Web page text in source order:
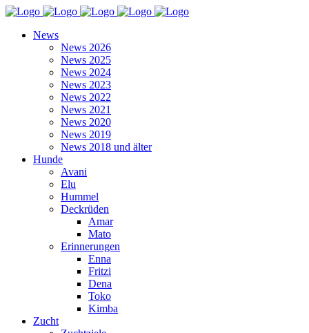
News
News 2026
News 2025
News 2024
News 2023
News 2022
News 2021
News 2020
News 2019
News 2018 und älter
Hunde
Avani
Elu
Hummel
Deckrüden
Amar
Mato
Erinnerungen
Enna
Fritzi
Dena
Toko
Kimba
Zucht